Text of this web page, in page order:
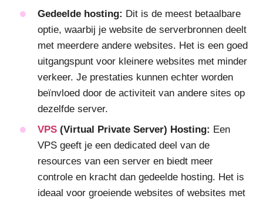
Gedeelde hosting: Dit is de meest betaalbare
optie, waarbij je website de serverbronnen deelt
met meerdere andere websites. Het is een goed
uitgangspunt voor kleinere websites met minder
verkeer. Je prestaties kunnen echter worden
beïnvloed door de activiteit van andere sites op
dezelfde server.
VPS (Virtual Private Server) Hosting: Een
VPS geeft je een dedicated deel van de
resources van een server en biedt meer
controle en kracht dan gedeelde hosting. Het is
ideaal voor groeiende websites of websites met